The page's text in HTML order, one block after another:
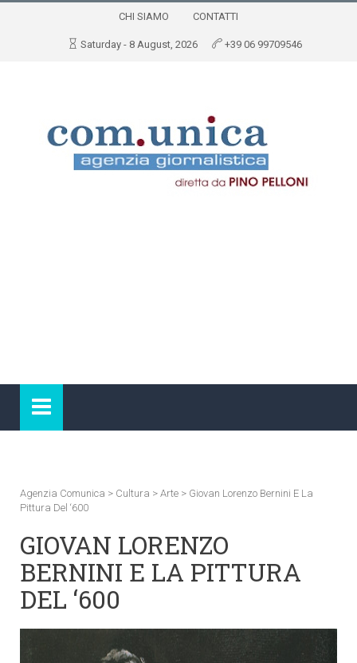
CHI SIAMO CONTATTI
Saturday - 8 August, 2026 +39 06 99709546
Agenzia Comunica > Cultura > Arte > Giovan Lorenzo Bernini E La
Pittura Del ‘600
GIOVAN LORENZO
BERNINI E LA PITTURA
DEL ‘600